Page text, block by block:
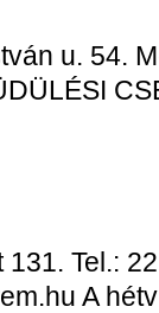
u. 54.
Tel.:
A